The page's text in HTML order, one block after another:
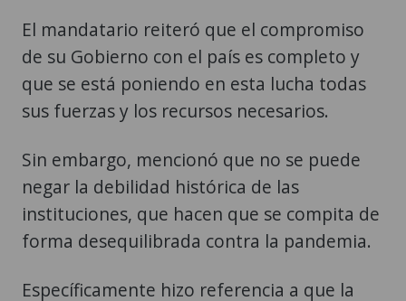
El mandatario reiteró que el compromiso
de su Gobierno con el país es completo y
que se está poniendo en esta lucha todas
sus fuerzas y los recursos necesarios.
Sin embargo, mencionó que no se puede
negar la debilidad histórica de las
instituciones, que hacen que se compita de
forma desequilibrada contra la pandemia.
Específicamente hizo referencia a que la